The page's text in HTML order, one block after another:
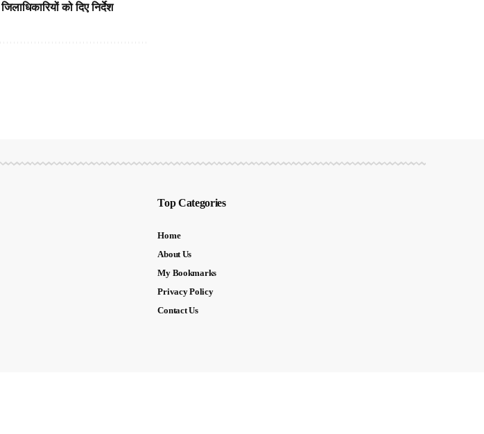
जिलाधिकारियों को दिए निर्देश
Top Categories
Home
About Us
My Bookmarks
Privacy Policy
Contact Us